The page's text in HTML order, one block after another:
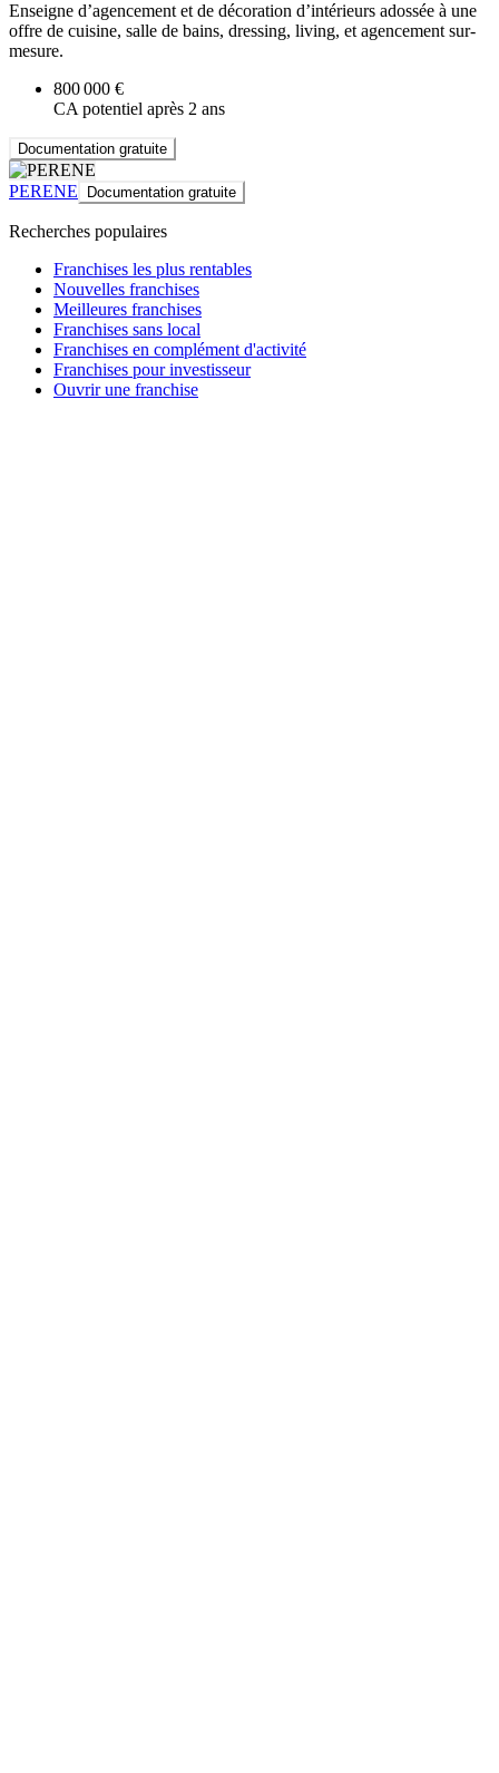
Enseigne d’agencement et de décoration d’intérieurs adossée à une
offre de cuisine, salle de bains, dressing, living, et agencement sur-
mesure.
800 000 €
CA potentiel après 2 ans
Documentation gratuite
PERENE Documentation gratuite
Recherches populaires
Franchises les plus rentables
Nouvelles franchises
Meilleures franchises
Franchises sans local
Franchises en complément d'activité
Franchises pour investisseur
Ouvrir une franchise